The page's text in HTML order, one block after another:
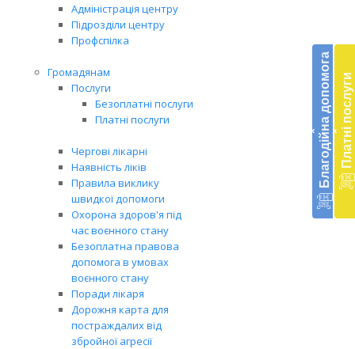
Адміністрація центру
Підрозділи центру
Профспілка
Громадянам
Послуги
Безоплатні послуги
Платні послуги
Чергові лікарні
Наявність ліків
Правила виклику
швидкої допомоги
Охорона здоров'я під
час воєнного стану
Безоплатна правова
допомога в умовах
воєнного стану
Поради лікаря
Дорожня карта для
постраждалих від
збройної агресії
‹ Благодійна допомога ‹ Платні послуги